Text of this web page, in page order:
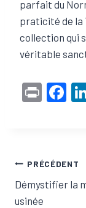
parfait du
praticité de la
collection qui
véritable
Pr F
b
o
Navigation
de
PRÉCÉDENT
Démystifier la
usinée